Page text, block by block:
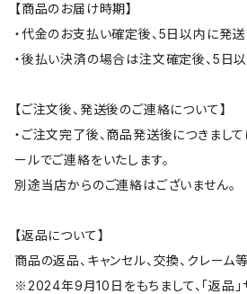
【商品のお届け時期】
・代金のお支払い確定後、5日以内に発送
・後払い決済の場合は注文確定後、5日以
【ご注文後、発送後のご連絡について】
・ご注文完了後、商品発送後につきまし
ールでご連絡をいたします。
別途当店からのご連絡はございません。
【返品について】
商品の返品、キャンセル、交換、クレーム
※2024年9月10日をもちまして、「返品